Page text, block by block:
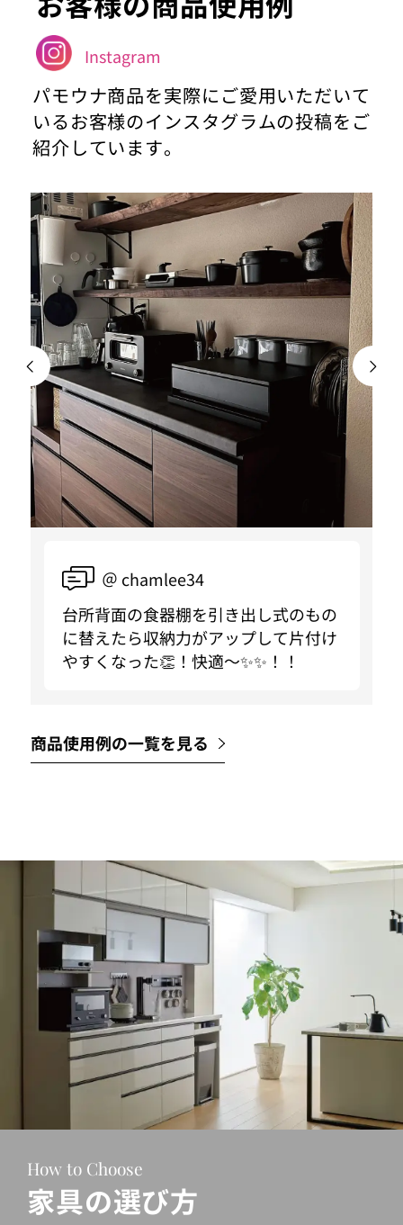
Instagram
パモウナ商品を実際にご愛用いただいて
いるお客様のインスタグラムの投稿をご
紹介しています。
＠ chamlee34
台所背面の食器棚を引き出し式のもの
に替えたら収納力がアップして片付け
やすくなった👏！快適〜✨✨！！
商品使用例の一覧を見る
How to Choose
家具の選び方